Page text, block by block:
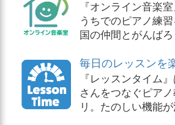
『オンライン音楽
うちでのピアノ練
国の仲間とがんばろ
毎日のレッスンを
『レッスンタイム
さんをつなぐピア
リ。たのしい機能が